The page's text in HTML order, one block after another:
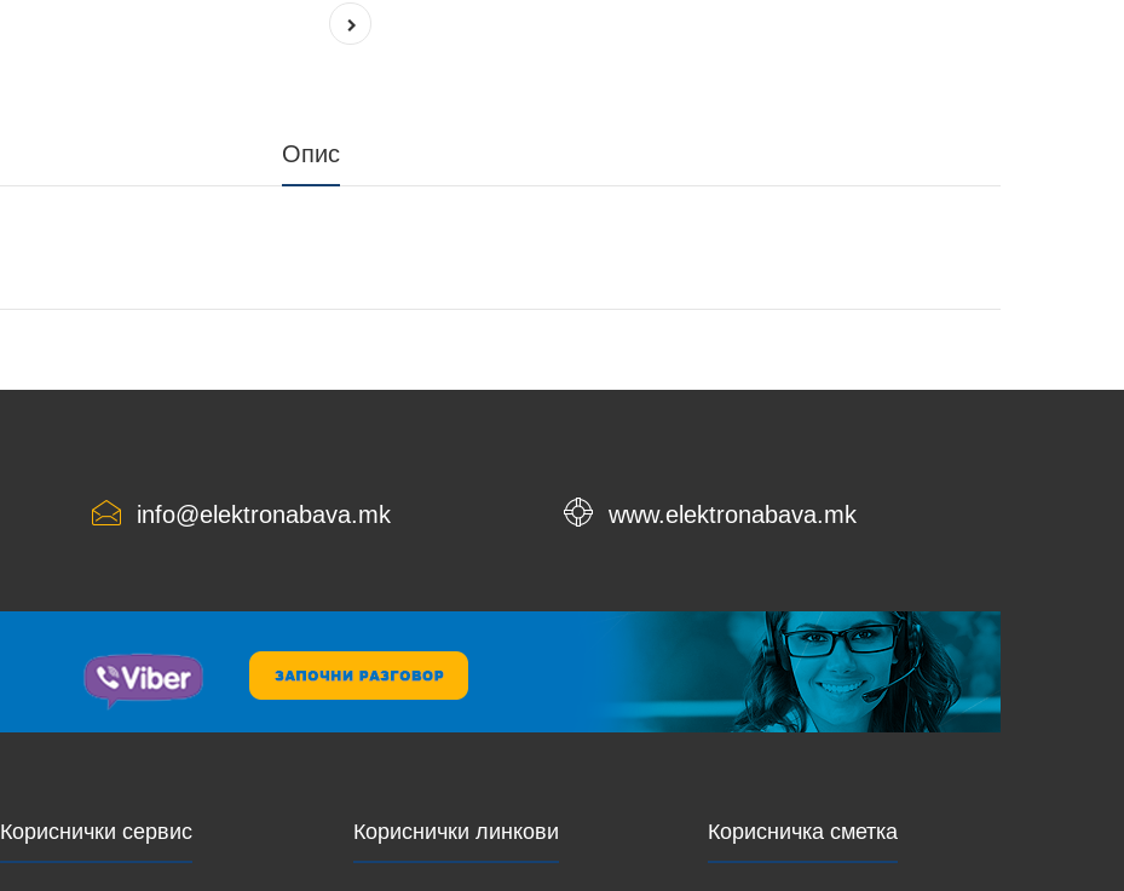
Опис
info@elektronabava.mk www.elektronabava.mk
Кориснички сервис Кориснички линкови Корисничка сметка